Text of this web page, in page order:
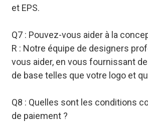
et EPS.
Q7 : Pouvez-vous aider à la
R : Notre équipe de designers
vous aider, en vous fournissant
de base telles que votre logo et
Q8 : Quelles sont les conditions
de paiement ?